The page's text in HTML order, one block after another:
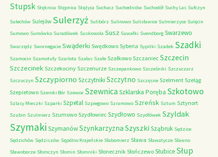
Stupsk Stęknica Stępnica Stężyca Suchacz Suchedniów Suchodół Suchy Las Sufczyn
Sulechów Sulejów Sulerzyż Sulibórz Sulinowo Sulisławice Sulmierzyce Sulęcin
Sumowo Sumówko Suradówek Suskowola Susz Suwałki Svendborg Swarzewo
Swarzędz Swornegacie Swąderki Swędkowo Syberia Sypitki Szadek Szadki
Szamocin Szamotuły Szarlota Szałas Szałe Szałkowo Szczaniec Szczecin
Szczecinek Szczekociny Szczenurze Szczepankowo Szcześniki Szczuczarz
Szczuczyn Szczypiorno Szczytniki Szczytno Szczęsne Szelment Szeląg
Szepietowo Szeroki Bór Szewce SzewnicaSzklarska Poręba Szkotowo
Szlasy Mieszki Szparki Szpetal Szpiegowo Szramowo Szreńsk Sztum Sztynort
Szubin Szulmierz Szumowo Szydłowiec Szydłowo Szydłówek Szyldak
Szymaki SzymanówSzynkarzyzna Szyszki Sząbruk Sędzice
Sędzichów Sędziszów Sępólno Krajeńskie Słabomierz Sława Sławatycze Sławno
Sławoborze Słomczyn Słomin Słomniki Słonecznik Słończewo Słubice Słup